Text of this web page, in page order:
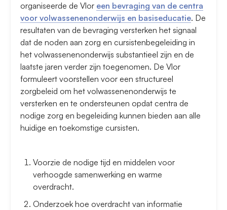
organiseerde de Vlor een bevraging van de centra
voor volwassenenonderwijs en basiseducatie. De
resultaten van de bevraging versterken het signaal
dat de noden aan zorg en cursistenbegeleiding in
het volwassenenonderwijs substantieel zijn en de
laatste jaren verder zijn toegenomen. De Vlor
formuleert voorstellen voor een structureel
zorgbeleid om het volwassenenonderwijs te
versterken en te ondersteunen opdat centra de
nodige zorg en begeleiding kunnen bieden aan alle
huidige en toekomstige cursisten.
Voorzie de nodige tijd en middelen voor
verhoogde samenwerking en warme
overdracht.
Onderzoek hoe overdracht van informatie